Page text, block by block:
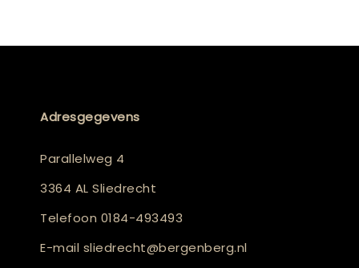
Adresgegevens
Parallelweg 4
3364 AL Sliedrecht
Telefoon 0184-493493
E-mail sliedrecht@bergenberg.nl